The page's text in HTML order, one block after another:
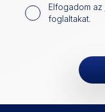
Elfogadom az
foglaltakat.